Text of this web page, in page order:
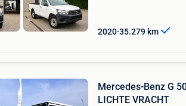
2020 35.279km
Mercedes-Benz G
LICHTE VRACHT